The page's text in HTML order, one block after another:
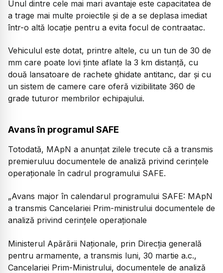
Unul dintre cele mai mari avantaje este capacitatea de
a trage mai multe proiectile și de a se deplasa imediat
într-o altă locație pentru a evita focul de contraatac.
Vehiculul este dotat, printre altele, cu un tun de 30 de
mm care poate lovi ținte aflate la 3 km distanță, cu
două lansatoare de rachete ghidate antitanc, dar și cu
un sistem de camere care oferă vizibilitate 360 de
grade tuturor membrilor echipajului.
Avans în programul SAFE
Totodată, MApN a anunțat zilele trecute că a transmis
premieruluu documentele de analiză privind cerințele
operaționale în cadrul programului SAFE.
„Avans major în calendarul programului SAFE: MApN
a transmis Cancelariei Prim-ministrului documentele de
analiză privind cerințele operaționale
Ministerul Apărării Naționale, prin Direcția generală
pentru armamente, a transmis luni, 30 martie a.c.,
Cancelariei Prim-Ministrului, documentele de analiză